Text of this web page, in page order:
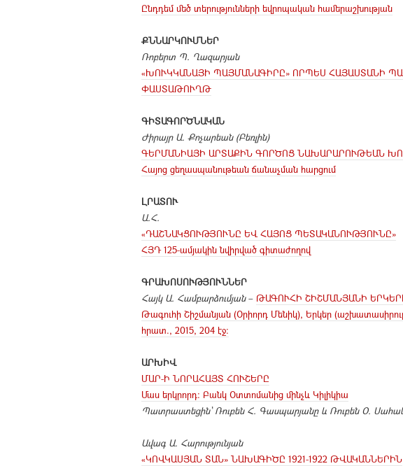
Ընդդեմ մեծ տերությունների եվրոպական համերաշխության
ՔՆՆԱՐԿՈՒՄՆԵՐ
Ռոբերտ Պ. Ղազարյան
«ԽՈՒԿԿԱՆԱՅԻ ՊԱՅՄԱՆԱԳԻՐԸ» ՈՐՊԵՍ ՀԱՅԱՍՏԱՆԻ
ՓԱՍՏԱԹՈՒՂԹ
ԳԻՏԱԳՈՐԾՆԱԿԱՆ
Ժիրայր Ա. Քոչարեան (Բեռլին)
ԳԵՐՄԱՆԻԱՅԻ ԱՐՏԱՔԻՆ ԳՈՐԾՈՑ ՆԱԽԱՐԱՐՈՒԹԵԱՆ
Հայոց ցեղասպանութեան ճանաչման հարցում
ԼՐԱՏՈՒ
Ա.Հ.
«ԴԱՇՆԱԿՑՈՒԹՅՈՒՆԸ ԵՎ ՀԱՅՈՑ ՊԵՏԱԿԱՆՈՒԹՅՈՒՆԸ»
ՀՅԴ 125-ամյակին նվիրված գիտաժողով
ԳՐԱԽՈՍՈՒԹՅՈՒՆՆԵՐ
Հայկ Ա. Համբարձումյան– ԹԱԳՈՒՀԻ ՇԻՇՄԱՆՅԱՆԻ
Թագուհի Շիշմանյան (Օրիորդ Մենիկ), Երկեր
հրատ., 2015, 204 էջ:
ԱՐԽԻՎ
ՄԱՐ-Ի ՆՈՐԱՀԱՅՏ ՀՈՒՇԵՐԸ
Մաս երկրորդ: Բանկ Օտտոմանից մինչև Կիլիկիա
Պատրաստեցին՝ Ռուբեն Հ. Գասպարյանը և Ռուբեն Օ.
Ավագ Ա. Հարությունյան
«ԿՈՎԿԱՍՅԱՆ ՏԱՆ» ՆԱԽԱԳԻԾԸ 1921-1922 ԹՎԱԿԱՆՆԵՐԻՆ